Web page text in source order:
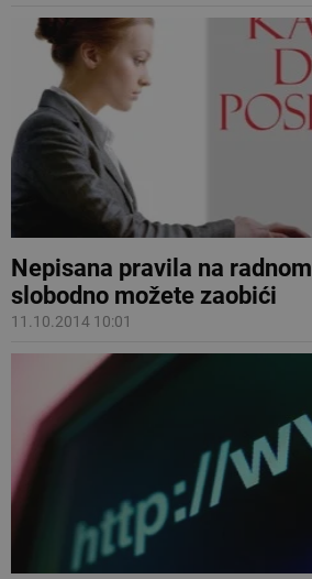
Nepisana pravila na
slobodno možete zaobići
11.10.2014 10:01